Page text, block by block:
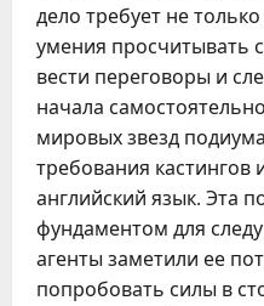
дело требует не
умения просчитывать
вести переговоры и
начала
мировых звезд
требования кастингов
английский язык. Эта
фундаментом для
агенты заметили ее
попробовать силы в